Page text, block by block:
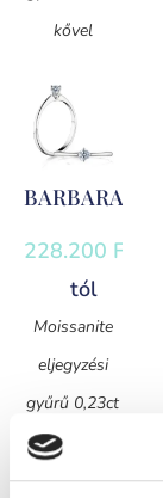
kővel
BARBARA
228.200 Ft
tól
Moissanite
eljegyzési
gyűrű 0,23ct
kővel